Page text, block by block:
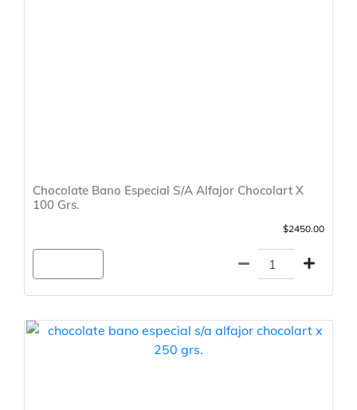
Chocolate Bano Especial S/A Alfajor Chocolart X
100 Grs.
$2450.00